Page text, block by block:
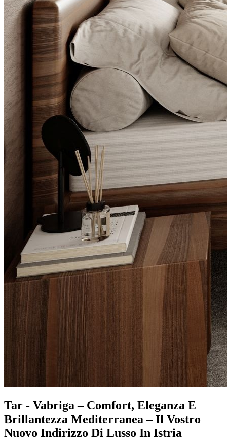
Tar - Vabriga – Comfort, Eleganza E
Brillantezza Mediterranea – Il Vostro
Nuovo Indirizzo Di Lusso In Istria